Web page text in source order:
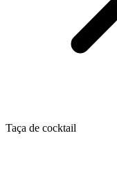
Taça de cocktail